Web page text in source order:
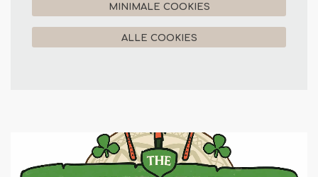
MINIMALE COOKIES
ALLE COOKIES